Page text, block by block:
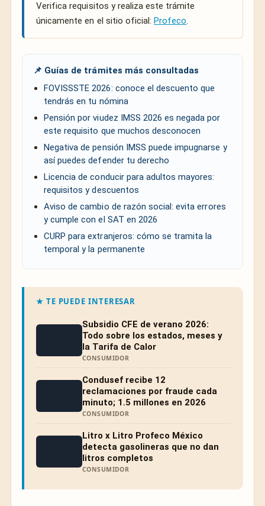
Verifica requisitos y realiza este trámite
únicamente en el sitio oficial: Profeco.
📌 Guías de trámites más consultadas
FOVISSSTE 2026: conoce el descuento que
tendrás en tu nómina
Pensión por viudez IMSS 2026 es negada por
este requisito que muchos desconocen
Negativa de pensión IMSS puede impugnarse y
así puedes defender tu derecho
Licencia de conducir para adultos mayores:
requisitos y descuentos
Aviso de cambio de razón social: evita errores
y cumple con el SAT en 2026
CURP para extranjeros: cómo se tramita la
temporal y la permanente
★ TE PUEDE INTERESAR
Subsidio CFE de verano 2026:
Todo sobre los estados, meses y
la Tarifa de Calor
CONSUMIDOR
Condusef recibe 12
reclamaciones por fraude cada
minuto; 1.5 millones en 2026
CONSUMIDOR
Litro x Litro Profeco México
detecta gasolineras que no dan
litros completos
CONSUMIDOR